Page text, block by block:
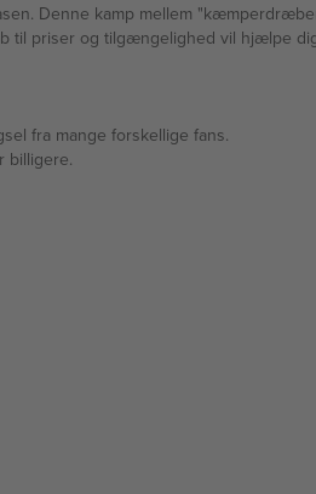
Denne kamp mellem
til priser og tilgængelighed vil hjælpe
fra mange forskellige fans.
billigere.